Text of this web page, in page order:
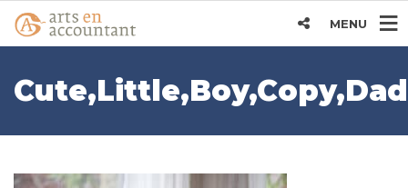
MENU